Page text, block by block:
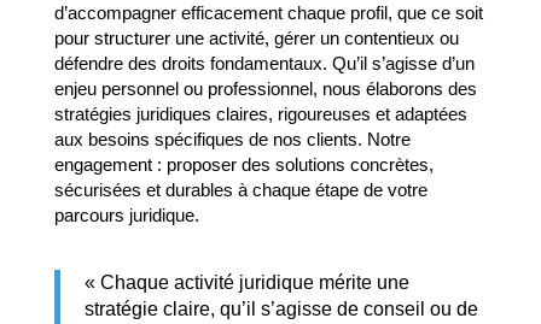
d’accompagner efficacement chaque profil, que ce soit
pour structurer une activité, gérer un contentieux ou
défendre des droits fondamentaux. Qu’il s’agisse d’un
enjeu personnel ou professionnel, nous élaborons des
stratégies juridiques claires, rigoureuses et adaptées
aux besoins spécifiques de nos clients. Notre
engagement : proposer des solutions concrètes,
sécurisées et durables à chaque étape de votre
parcours juridique.
« Chaque activité juridique mérite une
stratégie claire, qu’il s’agisse de conseil ou de